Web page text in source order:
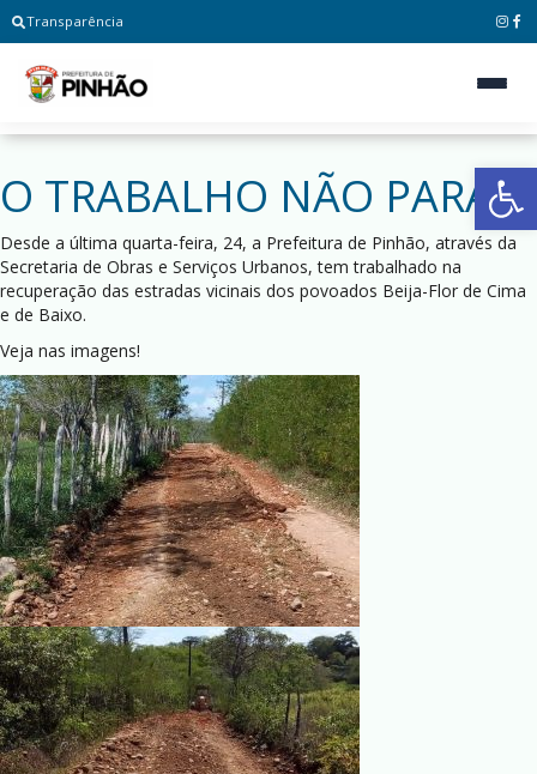
Transparência
O TRABALHO NÃO PARA!
Desde a última quarta-feira, 24, a Prefeitura de Pinhão, através da
Secretaria de Obras e Serviços Urbanos, tem trabalhado na
recuperação das estradas vicinais dos povoados Beija-Flor de Cima
e de Baixo.
Veja nas imagens!